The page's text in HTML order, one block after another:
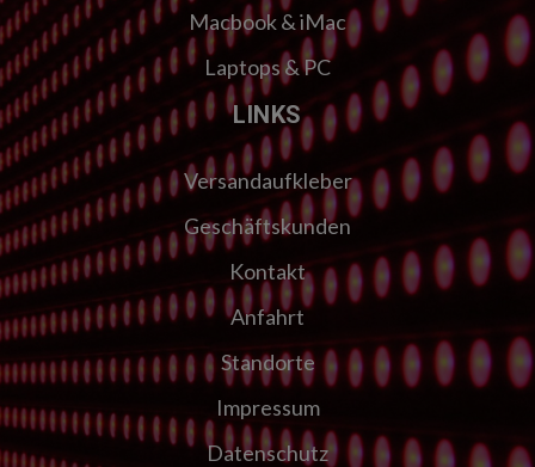
Macbook & iMac
Laptops & PC
LINKS
Versandaufkleber
Geschäftskunden
Kontakt
Anfahrt
Standorte
Impressum
Datenschutz